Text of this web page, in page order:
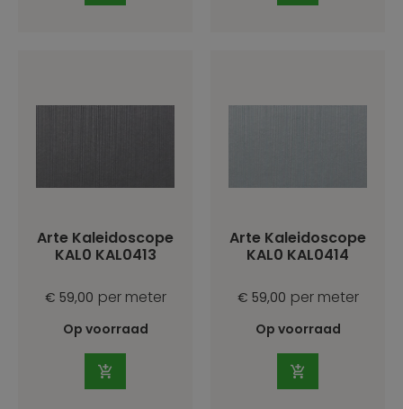
Arte Kaleidoscope
KAL0 KAL0413
€ 59,00 per meter
Op voorraad
Arte Kaleidoscope
KAL0 KAL0414
€ 59,00 per meter
Op voorraad